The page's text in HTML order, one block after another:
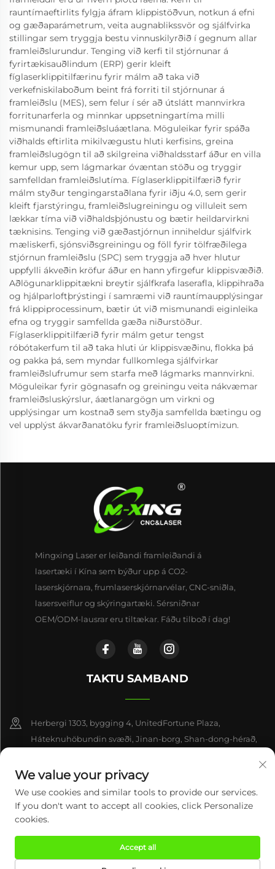
rauntímaeftirlits fylgja áfram klippistöðvun, notkun á efni
og gæðaparámetrum, veita augnablikssvör og sjálfvirka
stillingar sem tryggja bestu vinnuskilyrðið í gegnum allar
framleiðslurundur. Tenging við kerfi til stjórnunar á
fyrirtækisauðlindum (ERP) gerir kleift
fíglaserklippitilfærinu fyrir málm að taka við
verkefniskilaboðum beint frá forriti til stjórnunar á
framleiðslu (MES), sem felur í sér að útslátt mannvirkra
forritunarferla og minnkar uppsetningartíma milli
mismunandi framleiðsluáætlana. Möguleikar fyrir spáða
viðhalds eftirlita mikilvægustu hluti kerfisins, greina
framleiðslugögn til að skilgreina viðhaldsstarf áður en villa
kemur upp, sem lágmarkar óvæntan stöðu og tryggir
samfelldan framleiðslutíma. Fíglaserklippitilfærið fyrir
málm styður tengingarstaðlana fyrir iðju 4.0, sem gerir
kleift fjarstýringu, framleiðslugreiningu og villuleit sem
lækkar tíma við viðhaldsþjónustu og bætir heildarvirkni
tæknisins. Tenging við gæðastjórnun inniheldur sjálfvirk
mæliskerfi, sjónsviðsgreiningu og föll fyrir tölfræðilega
stjórnun framleiðslu (SPC) sem tryggja að hver hlutur
uppfylli ákveðin kröfur áður en hann yfirgefur klippisvæðið.
Aðlögunarklippitækni breytir sjálfkrafa laserafla, klippihraða
og hjálparloftþrýstingi í samræmi við rauntímaupplýsingar
frá klippiprocessinum, bætir út við mismunandi eiginleika
efna og tryggir samfellda gæða niðurstöður.
Fíglaserklippitilfærið fyrir málm getur tengst
róbótakerfum til að taka hluti úr klippisvæðinu, flokka þá
og pakka þá, sem myndar fullkomlega sjálfvirkar
framleiðslufrumur sem starfa með lágmarks mannvirkni.
Möguleikar fyrir gögnasafn og greiningu veita nákvæmar
framleiðsluskýrslur, áætlanargögn um virkni og
upplýsingar um kostnað sem styðja samfellda bætingu og
vel upplýst ákvarðanatöku fyrir framleiðsluoptímizun.
Mingxing Laser er leiðandi framleiðandi á
lasertæki í Kína sem býður upp á CO2-
laserskjórnara, frumlaserskjórnarvélar, CNC-sniðla,
lasersveiflur og skýringartæki. Sérsniðnar
OEM/ODM-lausrar eru tiltækar. Fáðu tilboð í dag!
TAKTU SAMBAND
Herbergi 1303, bygging 4, UnitedFortune Plaza,
Háteknuhöbundin svæði, Jinan-borg, Shan-dong-hérað,
+86-17863846870
[email protected]
Höfundarréttur © 2026 Century Mingxing (Jinan) Intelligent
Technology Co., Ltd. Öll réttindi áskilin. Friðhelgisstefna
We value your privacy
We use cookies and similar tools to provide our services.
If you don't want to accept all cookies, click Personalize
cookies.
Accept all